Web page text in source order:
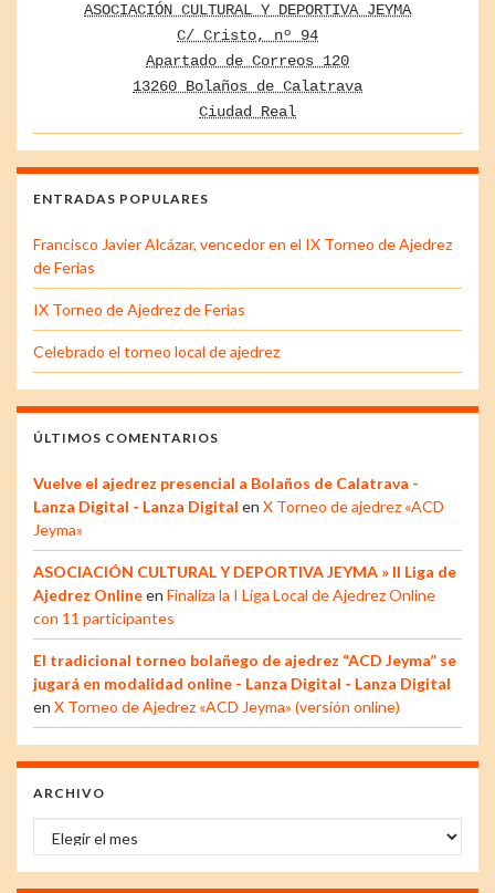
ASOCIACIÓN CULTURAL Y DEPORTIVA JEYMA
C/ Cristo, nº 94
Apartado de Correos 120
13260 Bolaños de Calatrava
Ciudad Real
ENTRADAS POPULARES
Francisco Javier Alcázar, vencedor en el IX Torneo de Ajedrez
de Ferias
IX Torneo de Ajedrez de Ferias
Celebrado el torneo local de ajedrez
ÚLTIMOS COMENTARIOS
Vuelve el ajedrez presencial a Bolaños de Calatrava -
Lanza Digital - Lanza Digital en X Torneo de ajedrez «ACD
Jeyma»
ASOCIACIÓN CULTURAL Y DEPORTIVA JEYMA » II Liga de
Ajedrez Onlineen Finaliza la I Liga Local de Ajedrez Online
con 11 participantes
El tradicional torneo bolañego de ajedrez “ACD Jeyma” se
jugará en modalidad online - Lanza Digital - Lanza Digital
en X Torneo de Ajedrez «ACD Jeyma» (versión online)
ARCHIVO
Archivo